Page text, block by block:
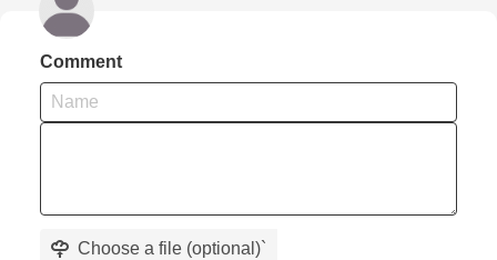
Comment
Choose a file (optional)`